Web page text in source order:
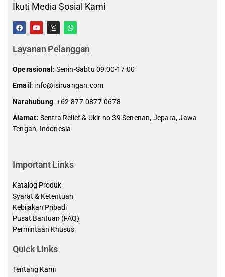
Ikuti Media Sosial Kami
Layanan Pelanggan
Operasional : Senin-Sabtu 09:00-17:00
Email : info@isiruangan.com
Narahubung:+62-877-0877-0678
Alamat: Sentra Relief & Ukir no 39 Senenan, Jepara, Jawa
Tengah, Indonesia
Important Links
Katalog Produk
Syarat & Ketentuan
Kebijakan Pribadi
Pusat Bantuan (FAQ)
Permintaan Khusus
Quick Links
Tentang Kami